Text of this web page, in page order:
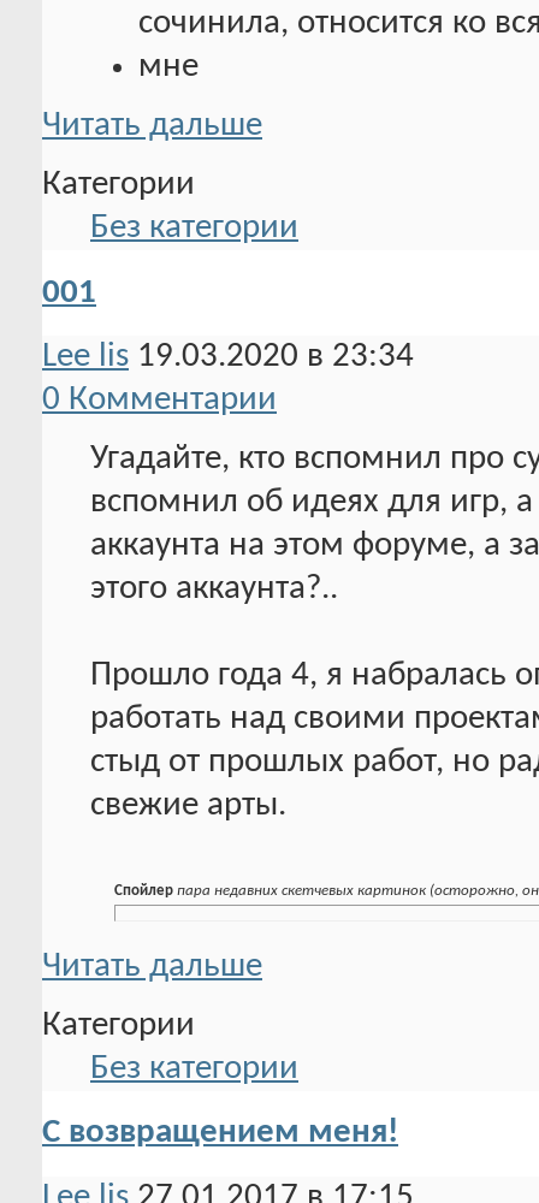
сочинила, относится ко
мне
Читать дальше
Категории
Без категории
001
Lee lis 19.03.2020 в 23:34
0 Комментарии
Угадайте, кто вспомнил про
вспомнил об идеях для игр,
аккаунта на этом форуме, а
этого аккаунта?..
Прошло года 4, я набралась
работать над своими
стыд от прошлых работ, но
свежие арты.
Спойлер пара недавних скетчевых картинок (осторожно,
Читать дальше
Категории
Без категории
С возвращением меня!